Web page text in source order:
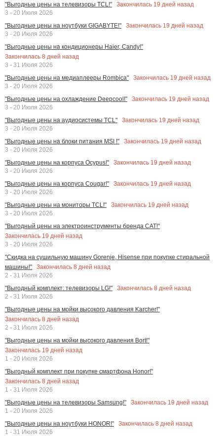
"Выгодные цены на телевизоры TCL!"
Закончилась 19 дней назад
3 - 20 Июля 2026
"Выгодные цены на ноутбуки GIGABYTE!"
Закончилась 19 дней назад
3 - 20 Июля 2026
"Выгодные цены на кондиционеры Haier, Candy!"
Закончилась 8 дней назад
3 - 31 Июля 2026
"Выгодные цены на медиаплееры Rombica"
Закончилась 19 дней назад
3 - 20 Июля 2026
"Выгодные цены на охлаждение Deepcool!"
Закончилась 19 дней назад
3 - 20 Июля 2026
"Выгодные цены на аудиосистемы TCL"
Закончилась 19 дней назад
3 - 20 Июля 2026
"Выгодные цены на блоки питания MSI !"
Закончилась 19 дней назад
3 - 20 Июля 2026
"Выгодные цены на корпуса Ocypus!"
Закончилась 19 дней назад
3 - 20 Июля 2026
"Выгодные цены на корпуса Cougar!"
Закончилась 19 дней назад
3 - 20 Июля 2026
"Выгодные цены на мониторы TCL!"
Закончилась 19 дней назад
3 - 20 Июля 2026
"Выгодный цены на электроинструменты бренда CAT!"
Закончилась 19 дней назад
3 - 20 Июля 2026
"Скидка на сушильную машину Gorenje, Hisense при покупке стиральной
машины!"
Закончилась 8 дней назад
2 - 31 Июля 2026
"Выгодный комплект: телевизоры LG!"
Закончилась 8 дней назад
2 - 31 Июля 2026
"Выгодные цены на мойки высокого давления Karcher!"
Закончилась 8 дней назад
2 - 31 Июля 2026
"Выгодные цены на мойки высокого давления Bort!"
Закончилась 19 дней назад
1 - 20 Июля 2026
"Выгодный комплект при покупке смартфона Honor!"
Закончилась 8 дней назад
1 - 31 Июля 2026
"Выгодные цены на телевизоры Samsung!"
Закончилась 19 дней назад
1 - 20 Июля 2026
"Выгодные цены на ноутбуки HONOR!"
Закончилась 8 дней назад
1 - 31 Июля 2026